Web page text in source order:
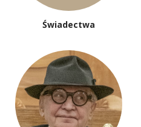
Świadectwa